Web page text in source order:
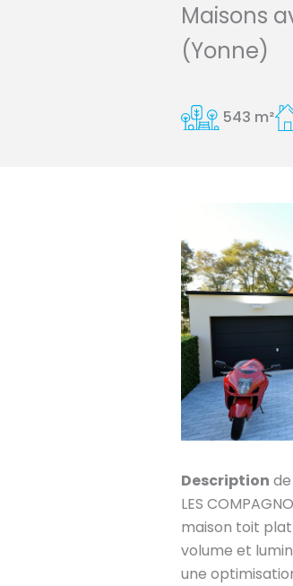
Maisons
(Yonne)
543 m²
Description
LES
maison toit
volume et
une